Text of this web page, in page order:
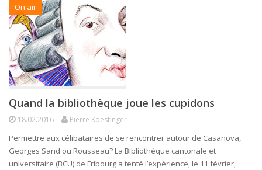
On air
Quand la bibliothèque joue les cupidons
18.02.2016 Pierre Koestinger
Permettre aux célibataires de se rencontrer autour de Casanova,
Georges Sand ou Rousseau? La Bibliothèque cantonale et
universitaire (BCU) de Fribourg a tenté l’expérience, le 11 février,